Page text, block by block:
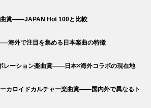
曲賞――JAPAN Hot 100と比較
海外で注目を集める日本楽曲の特徴
レーション楽曲賞――日本×海外コラボの現在地
カロイドカルチャー楽曲賞――国内外で異なるト